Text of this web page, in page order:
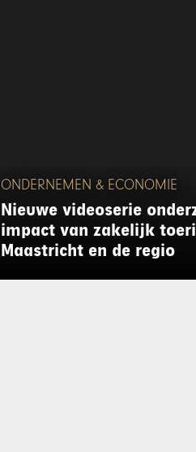
ONDERNEMEN & ECONOMIE
Nieuwe videoserie
impact van zakelijk
Maastricht en de regio